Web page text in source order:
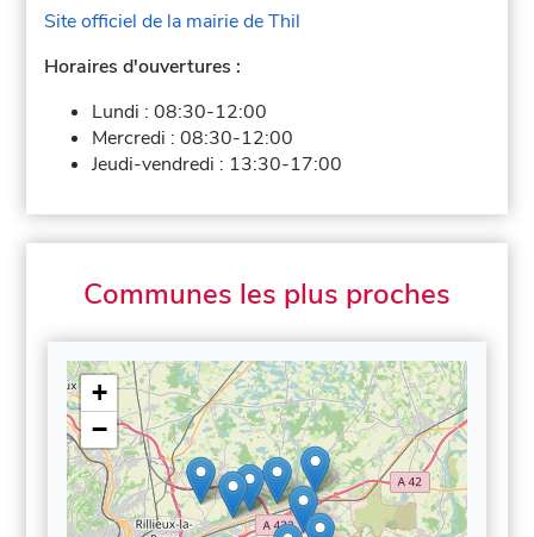
Site officiel de la mairie de Thil
Horaires d'ouvertures :
Lundi :08:30-12:00
Mercredi :08:30-12:00
Jeudi-vendredi : 13:30-17:00
Communes les plus proches
+
−